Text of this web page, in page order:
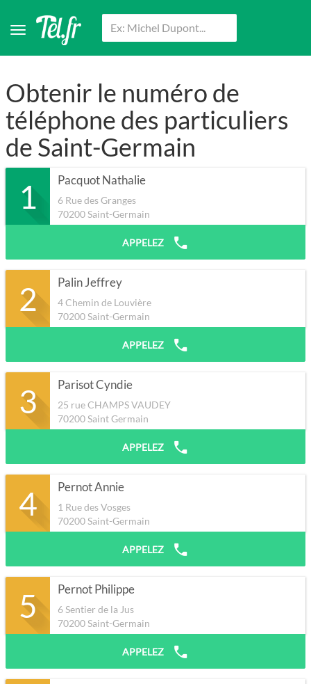
Obtenir le numéro de
téléphone des particuliers
de Saint-Germain
1 Pacquot Nathalie
6 Rue des Granges
70200Saint-Germain
APPELEZ
2 Palin Jeffrey
4 Chemin de Louvière
70200Saint-Germain
APPELEZ
3 Parisot Cyndie
25 rue CHAMPS VAUDEY
70200Saint Germain
APPELEZ
4 Pernot Annie
1 Rue des Vosges
70200Saint-Germain
APPELEZ
5 Pernot Philippe
6 Sentier de la Jus
70200Saint-Germain
APPELEZ